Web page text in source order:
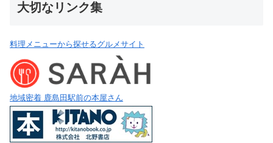
大切なリンク集
料理メニューから探せるグルメサイト
地域密着 鹿島田駅前の本屋さん